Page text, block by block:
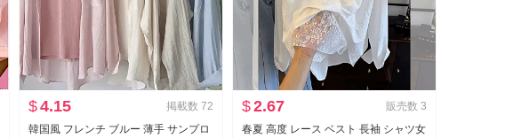
$4.15 掲載数 72
韓国風 フレンチ ブルー 薄手 サンプロ
$2.67 販売数 3
春夏 高度 レース ベスト 長袖 シャツ女